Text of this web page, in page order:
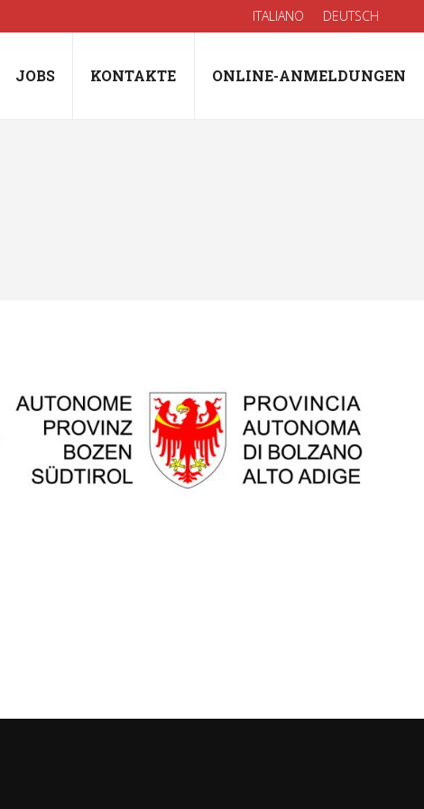
ITALIANO DEUTSCH
JOBS KONTAKTE ONLINE-ANMELDUNGEN